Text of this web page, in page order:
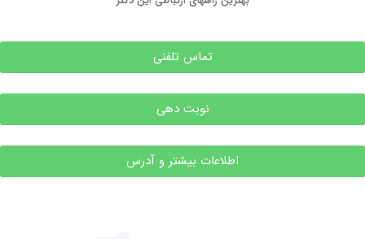
تماس تلفنی
نوبت دهی
اطلاعات بیشتر و آدرس